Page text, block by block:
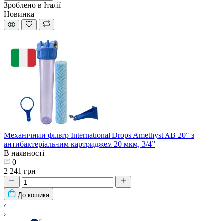
Зроблено в Італії
Новинка
Механічний фільтр International Drops Amethyst AB 20" з
антибактеріальним картриджем 20 мкм, 3/4”
В наявності
0
2 241 грн
До кошика